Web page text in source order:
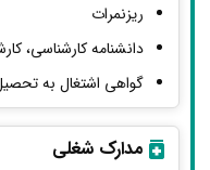
ریزنمرات
دانشنامه کارشناسی،
گواهی اشتغال به
مدارک شغلی